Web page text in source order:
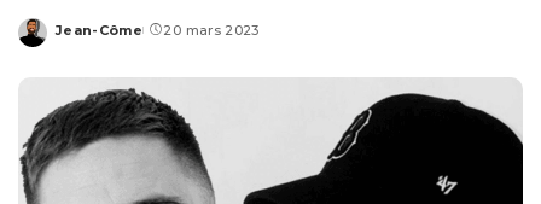
Posted
Jean-Côme 20 mars 2023